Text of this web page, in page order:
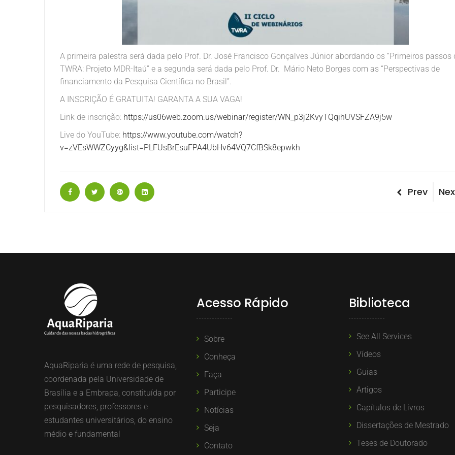
A primeira palestra será dada pelo Prof. Dr. José Francisco Gonçalves Júnior abordando os “Primeiros passos
TWRA: Projeto MDR-Itaú” e a segunda será dada pelo Prof. Dr. Mário Neto Borges com as “Perspectivas de
financiamento da Pesquisa Científica no Brasil”.
A INSCRIÇÃO É GRATUITA! GARANTA A SUA VAGA!
Link de inscrição: https://us06web.zoom.us/webinar/register/WN_p3j2KvyTQqihUVSFZA9j5w
Live do YouTube: https://www.youtube.com/watch?
v=zVEsWWZCyyg&list=PLFUsBrEsuFPA4UbHv64VQ7CfBSk8epwkh
Previous
Prev
AquaRiparia é uma rede de pesquisa,
coordenada pela Universidade de
Brasília e a Embrapa, constituída por
pesquisadores, professores e
estudantes universitários, do ensino
médio e fundamental
Acesso Rápido
Sobre
Conheça
Faça
Participe
Notícias
Seja
Contato
Biblioteca
See All Services
Vídeos
Guias
Artigos
Capítulos de Livros
Dissertações de Mestrado
Teses de Doutorado